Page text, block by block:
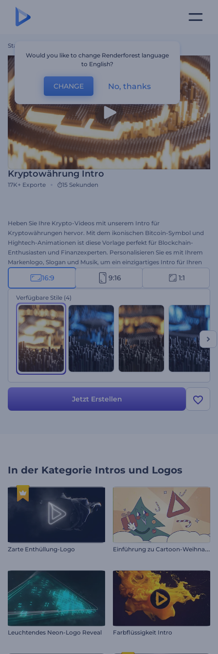
Startseite
Kryptowährung Intro
17K+ Exporte 15 Sekunden
Heben Sie Ihre Krypto-Videos mit unserem Intro für
Kryptowährungen hervor. Mit dem ikonischen Bitcoin-Symbol und
Hightech-Animationen ist diese Vorlage perfekt für Blockchain-
Enthusiasten und Finanzexperten. Personalisieren Sie es mit Ihrem
Markenlogo, Slogan und Musik, um ein einzigartiges Intro für Ihren
YouTube-Kanal, Webinare, Präsentationen und andere Krypto-
Projekte zu erstellen. Erstellen Sie jetzt und machen Sie sich einen
Namen in der Krypto-Branche!
16:9 9:16 1:1
Verfügbare Stile (4)
Jetzt Erstellen
In der Kategorie Intros und Logos
Zarte Enthüllung-Logo E
inführung zu Cartoon-Weihnachtsgeschenken
Leuchtendes Neon-Logo Reveal Farbflüssigkeit Intro
Would you like to change Renderforest language
to English?
CHANGE No, thanks